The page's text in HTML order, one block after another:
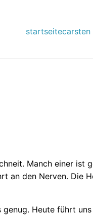
startseitecarsten
Manch einer ist
an den Nerven. Die
Heute führt